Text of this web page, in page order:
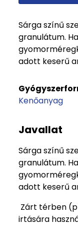
Sárga színű
granulátum.
adott keserű
Kenőanyag
Javallat
Sárga színű
granulátum.
adott keserű
Zárt térben
irtására